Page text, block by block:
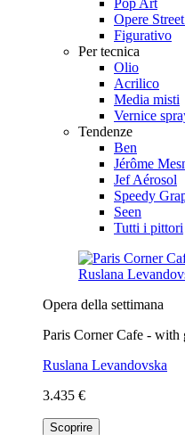
Opere
Figurativo
Per tecnica
Olio
Acrilico
Media misti
Vernice
Tendenze
Ben
Jérôme
Jef Aérosol
Speedy
Seen
Tutti i pittori
Opera della settimana
Paris Corner Cafe - with
Ruslana Levandovska
3.435 €
Scoprire